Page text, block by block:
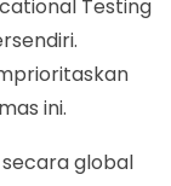
Testing
ini.
secara global